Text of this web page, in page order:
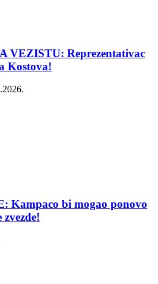
VEZISTU: Reprezentativac
Kostova!
Kampaco bi mogao ponovo
zvezde!